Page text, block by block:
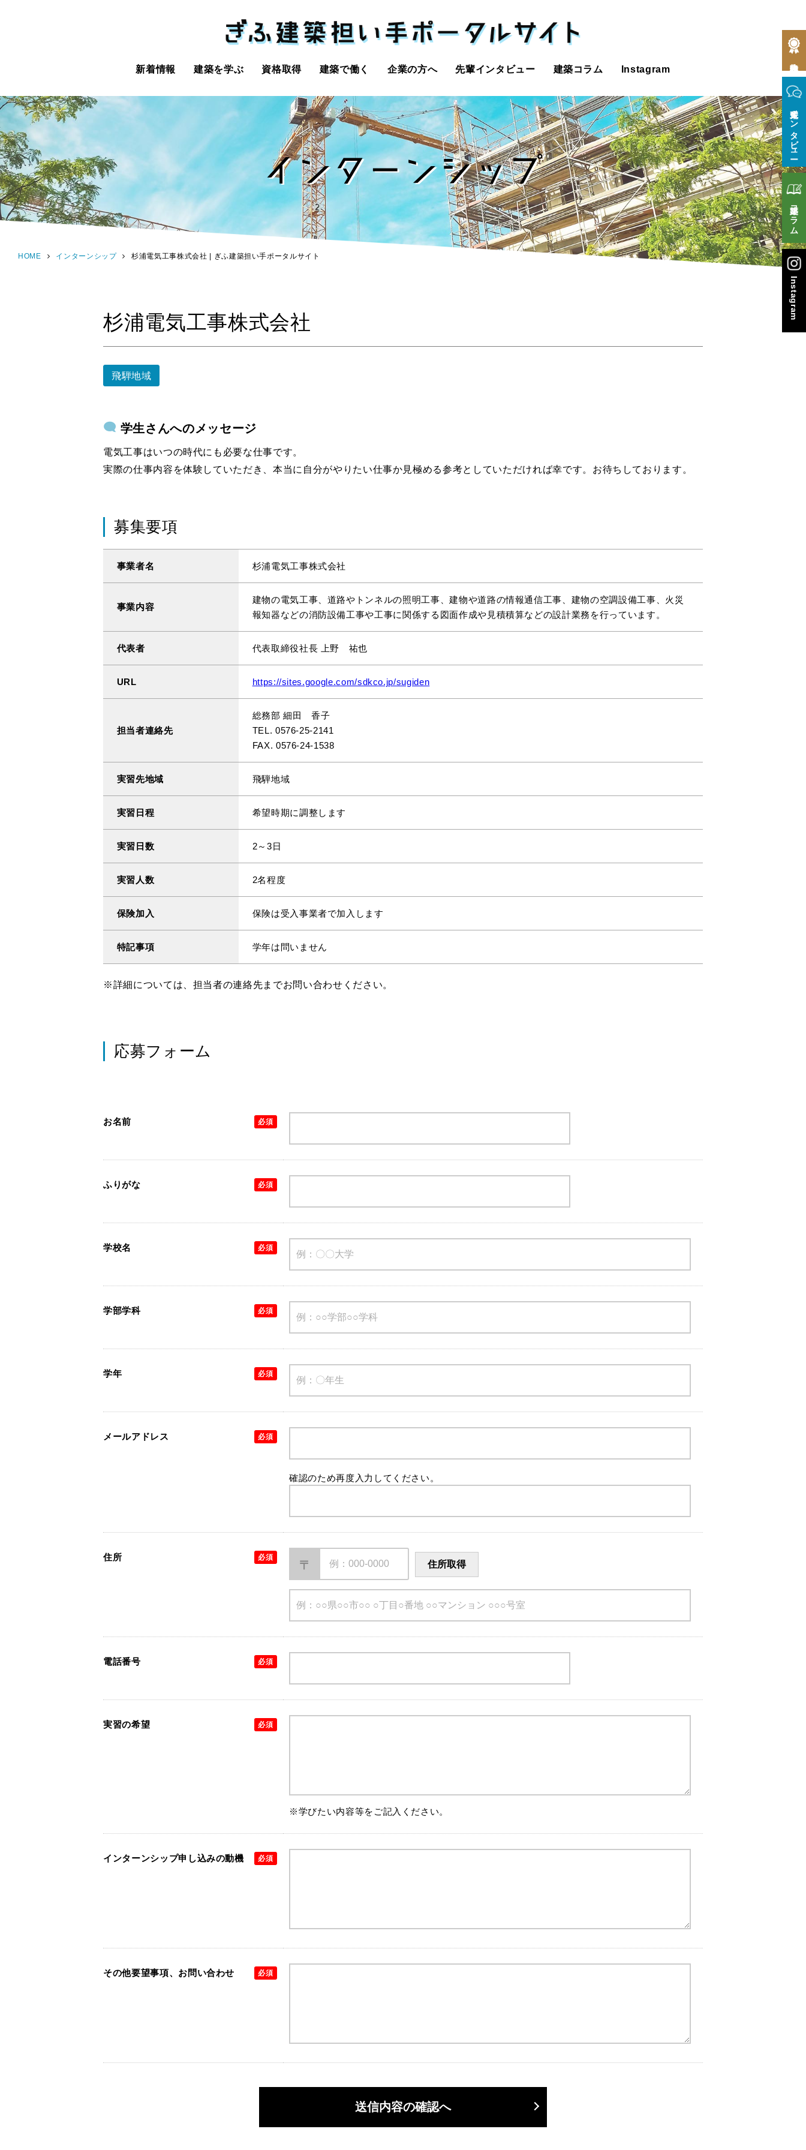
新着情報 建築を学ぶ 資格取得 建築で働く 企業の方へ 先輩インタビュー 建築コラム Instagram
インターンシップ
HOME インターンシップ 杉浦電気工事株式会社 | ぎふ建築担い手ポータルサイト
杉浦電気工事株式会社
飛騨地域
学生さんへのメッセージ
電気工事はいつの時代にも必要な仕事です。
実際の仕事内容を体験していただき、本当に自分がやりたい仕事か見極める参考としていただければ幸です。お待ちしております。
募集要項
事業者名 杉浦電気工事株式会社
事業内容
建物の電気工事、道路やトンネルの照明工事、建物や道路の情報通信工事、建物の空調設備工事、火災
報知器などの消防設備工事や工事に関係する図面作成や見積積算などの設計業務を行っています。
代表者 代表取締役社長 上野 祐也
URL https://sites.google.com/sdkco.jp/sugiden
担当者連絡先
総務部 細田 香子
TEL. 0576-25-2141
FAX. 0576-24-1538
実習先地域 飛騨地域
実習日程 希望時期に調整します
実習日数 2～3日
実習人数 2名程度
保険加入 保険は受入事業者で加入します
特記事項 学年は問いません
※詳細については、担当者の連絡先までお問い合わせください。
応募フォーム
お名前 必須
ふりがな 必須
学校名 必須
学部学科 必須
学年 必須
メールアドレス 必須
確認のため再度入力してください。
住所 必須
〒 住所取得
電話番号 必須
実習の希望 必須
※学びたい内容等をご記入ください。
インターンシップ申し込みの動機 必須
その他要望事項、お問い合わせ 必須
送信内容の確認へ
先輩インタビュー
建築コラム
Instagram